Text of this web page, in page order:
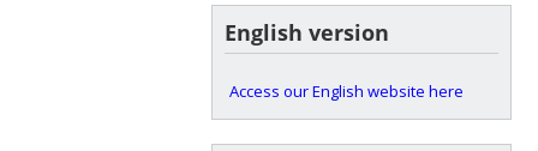
English version
Access our English website here